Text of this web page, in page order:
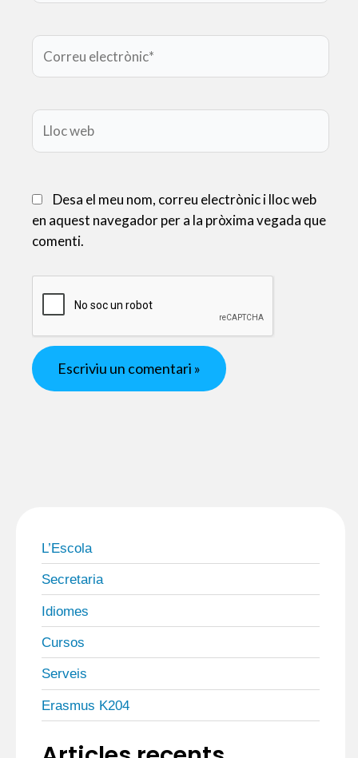
L’Escola
Secretaria
Idiomes
Cursos
Serveis
Erasmus K204
Correu
electrònic*
Lloc
web
Desa el meu nom, correu electrònic i lloc web
en aquest navegador per a la pròxima vegada que
comenti.